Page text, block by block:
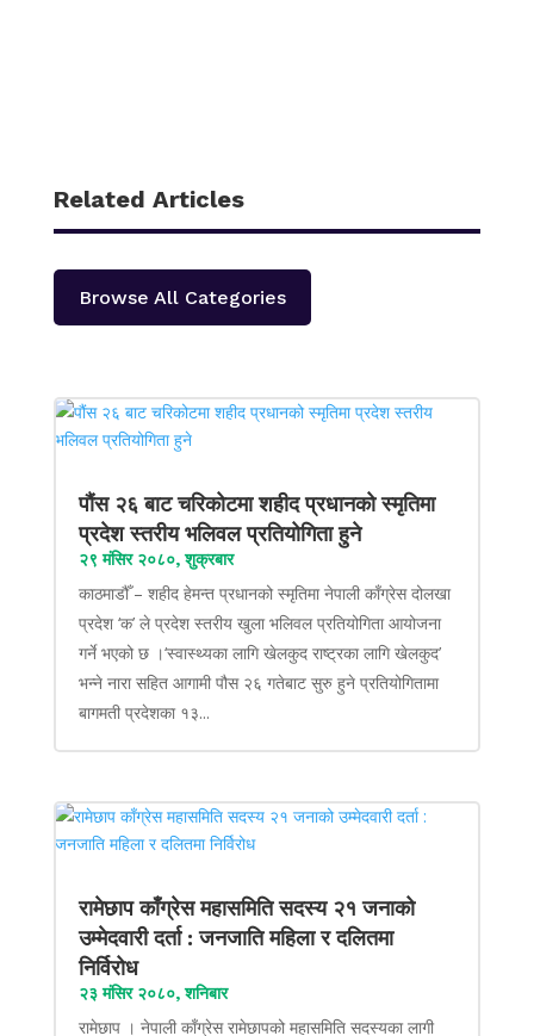
Related Articles
Browse All Categories
पौंस २६ बाट चरिकोटमा शहीद प्रधानको स्मृतिमा
प्रदेश स्तरीय भलिवल प्रतियोगिता हुने
२९ मंसिर २०८०, शुक्रबार
काठमाडौँ – शहीद हेमन्त प्रधानको स्मृतिमा नेपाली काँग्रेस दोलखा
प्रदेश ‘क’ ले प्रदेश स्तरीय खुला भलिवल प्रतियोगिता आयोजना
गर्ने भएको छ ।‘स्वास्थ्यका लागि खेलकुद राष्ट्रका लागि खेलकुद’
भन्ने नारा सहित आगामी पौस २६ गतेबाट सुरु हुने प्रतियोगितामा
बागमती प्रदेशका १३...
रामेछाप काँग्रेस महासमिति सदस्य २१ जनाको
उम्मेदवारी दर्ता : जनजाति महिला र दलितमा
निर्विरोध
२३ मंसिर २०८०, शनिबार
रामेछाप । नेपाली काँग्रेस रामेछापको महासमिति सदस्यका लागी